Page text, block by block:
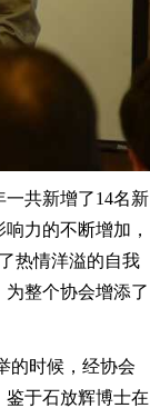
共新增了14名新
力的不断增加，
热情洋溢的自我
整个协会增添了
的时候，经协会
于石放辉博士在